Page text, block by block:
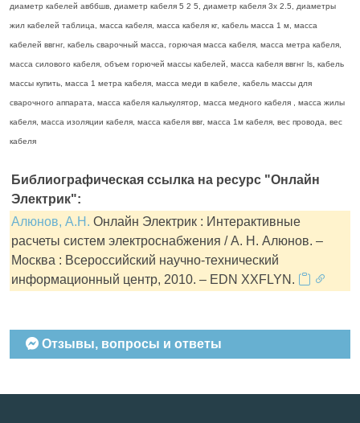
диаметр кабелей авббшв, диаметр кабеля 5 2 5, диаметр кабеля 3х 2.5, диаметры
жил кабелей таблица, масса кабеля, масса кабеля кг, кабель масса 1 м, масса
кабелей ввгнг, кабель сварочный масса, горючая масса кабеля, масса метра кабеля,
масса силового кабеля, объем горючей массы кабелей, масса кабеля ввгнг ls, кабель
массы купить, масса 1 метра кабеля, масса меди в кабеле, кабель массы для
сварочного аппарата, масса кабеля калькулятор, масса медного кабеля , масса жилы
кабеля, масса изоляции кабеля, масса кабеля ввг, масса 1м кабеля, вес провода, вес
кабеля
Библиографическая ссылка на ресурс "Онлайн
Электрик":
Алюнов, А.Н. Онлайн Электрик : Интерактивные
расчеты систем электроснабжения / А. Н. Алюнов. –
Москва : Всероссийский научно-технический
информационный центр, 2010. – EDN XXFLYN.
Отзывы, вопросы и ответы